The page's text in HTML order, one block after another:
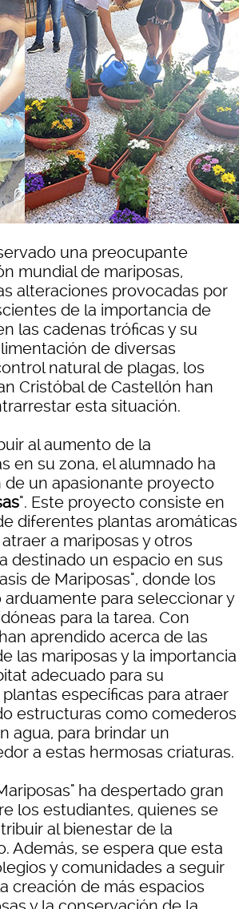
una preocupante
mundial de mariposas,
alteraciones provocadas por
de la importancia de
las cadenas tróficas y su
de diversas
natural de plagas, los
Cristóbal de Castellón han
esta situación.
al aumento de la
en su zona, el alumnado ha
un apasionante proyecto
". Este proyecto consiste en
diferentes plantas aromáticas
a mariposas y otros
destinado un espacio en sus
de Mariposas", donde los
para seleccionar y
para la tarea. Con
aprendido acerca de las
las mariposas y la importancia
adecuado para su
específicas para atraer
estructuras como comederos
agua, para brindar un
a estas hermosas criaturas.
ha despertado gran
los estudiantes, quienes se
al bienestar de la
Además, se espera que esta
y comunidades a seguir
creación de más espacios